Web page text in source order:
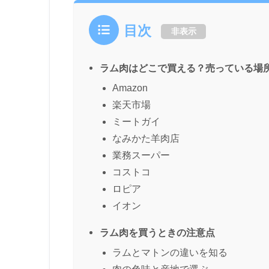
目次 非表示
ラム肉はどこで買える？売っている場
Amazon
楽天市場
ミートガイ
なみかた羊肉店
業務スーパー
コストコ
ロピア
イオン
ラム肉を買うときの注意点
ラムとマトンの違いを知る